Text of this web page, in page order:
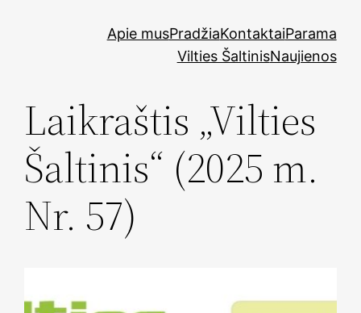
Apie musPradžiaKontaktaiParama
Vilties ŠaltinisNaujienos
Laikraštis „Vilties
Šaltinis“ (2025 m.
Nr. 57)